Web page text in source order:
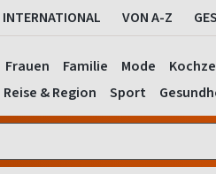
INTERNATIONAL VON A-Z
Frauen Familie Mode
Reise & Region
Sport